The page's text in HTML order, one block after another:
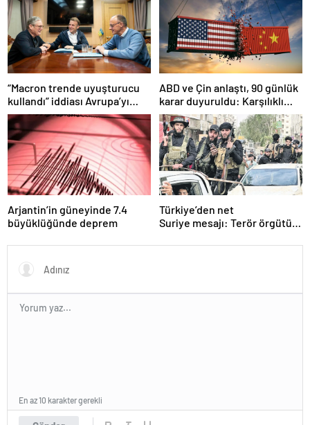
“Macron trende uyuşturucu
kullandı” iddiası Avrupa’yı
karıştırmıştı: Fransa’dan
“peçeteli” yalanlama geldi!
ABD ve Çin anlaştı, 90 günlük
karar duyuruldu: Karşılıklı
tarife indirimi geldi!
Arjantin’in güneyinde 7.4
büyüklüğünde deprem
Türkiye’den net
Suriye mesajı: Terör örgütü
En az 10 karakter gerekli